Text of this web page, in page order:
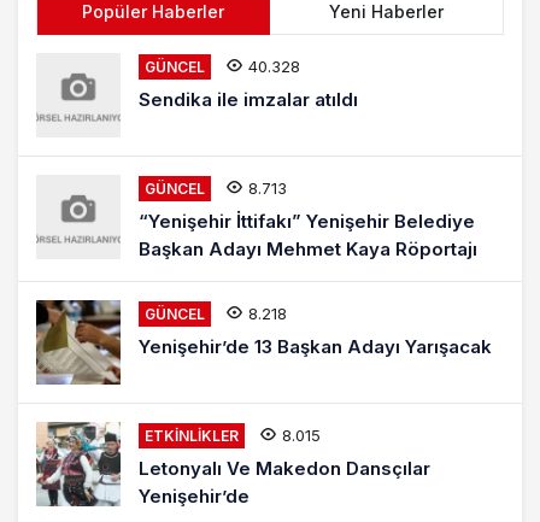
Popüler Haberler Yeni Haberler
GÜNCEL 40.328
Sendika ile imzalar atıldı
GÜNCEL 8.713
“Yenişehir İttifakı” Yenişehir Belediye
Başkan Adayı Mehmet Kaya Röportajı
GÜNCEL 8.218
Yenişehir’de 13 Başkan Adayı Yarışacak
ETKINLIKLER 8.015
Letonyalı Ve Makedon Dansçılar
Yenişehir’de